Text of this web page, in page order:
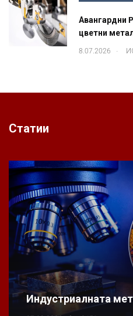
Авангардни
цветни
8.07.2026 .
Статии
Индустриалната